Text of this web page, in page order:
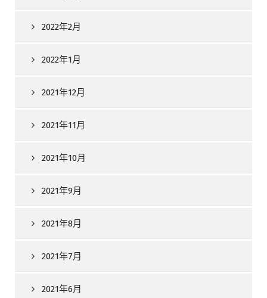
2022年2月
2022年1月
2021年12月
2021年11月
2021年10月
2021年9月
2021年8月
2021年7月
2021年6月